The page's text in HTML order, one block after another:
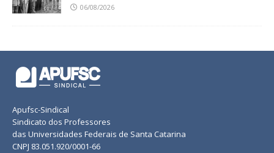
06/08/2026
Apufsc-Sindical
Sindicato dos Professores
das Universidades Federais de Santa Catarina
CNPJ 83.051.920/0001-66